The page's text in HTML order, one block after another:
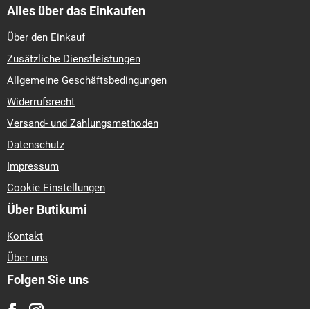
Alles über das Einkaufen
Über den Einkauf
Zusätzliche Dienstleistungen
Allgemeine Geschäftsbedingungen
Widerrufsrecht
Versand- und Zahlungsmethoden
Datenschutz
Impressum
Cookie Einstellungen
Über Butikumi
Kontakt
Über uns
Folgen Sie uns